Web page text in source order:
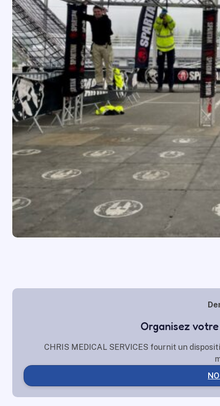
Organisez
CHRIS MEDICAL SERVICES fournit un